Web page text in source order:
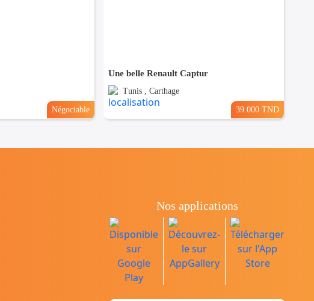
Négociable
Une belle Renault Captur
Tunis , Carthage
39.000 TND
Nos applications